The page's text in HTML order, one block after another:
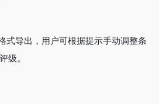
式导出，用户可根据提示手动调整条
级。